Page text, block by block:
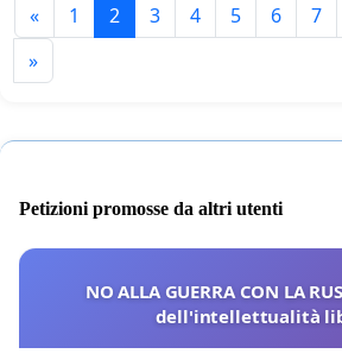
« 1 2 3 4 5 6 7
»
Petizioni promosse da altri utenti
NO ALLA GUERRA CON LA
dell'intellettualità